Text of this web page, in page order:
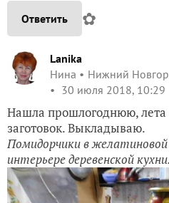
Ответить ✿
Lanika
Нина
Нижний
30 июля 2018, 10:29
Нашла прошлогоднюю, лета
заготовок. Выкладываю.
Помидорчики в желатиновой
интерьере деревенской кухни.